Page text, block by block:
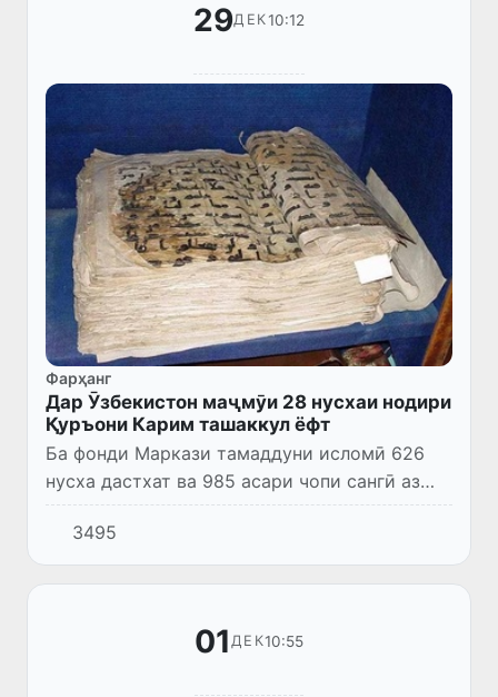
29ДЕК10:12
Фарҳанг
Дар Ӯзбекистон маҷмӯи 28 нусхаи нодири
Қуръони Карим ташаккул ёфт
Ба фонди Маркази тамаддуни исломӣ 626
нусха дастхат ва 985 асари чопи сангӣ аз
маҷмӯъҳои давлатӣ ва хусусӣ, ҳамагӣ 1611
манбаъ ворид шудааст.
3495
01 ДЕК10:55